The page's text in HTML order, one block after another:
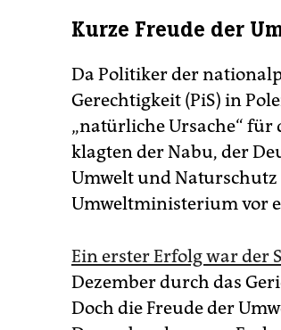
Kurze Freude der
Da Politiker der
Gerechtigkeit (PiS) in
„natürliche Ursache“ für
klagten der Nabu, der
Umwelt und
Umweltministerium vor
Ein erster Erfolg war der
Dezember durch das
Doch die Freude der